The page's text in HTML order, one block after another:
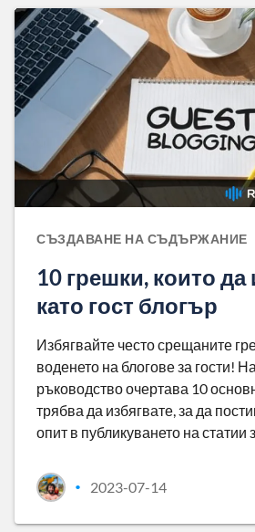
СЪЗДАВАНЕ НА СЪДЪРЖАНИЕ
10 грешки, които да
като гост блогър
Избягвайте често срещаните
воденето на блогове за гости!
ръководство очертава 10
трябва да избягвате, за да
опит в публикуването на статии
• 2023-07-14